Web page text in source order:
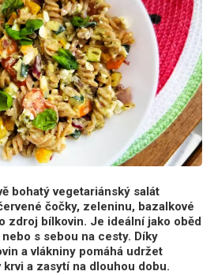
bohatý vegetariánský salát
čočky, zeleninu, bazalkové
zdroj bílkovin. Je ideální jako oběd
s sebou na cesty. Díky
a vlákniny pomáhá udržet
a zasytí na dlouhou dobu.